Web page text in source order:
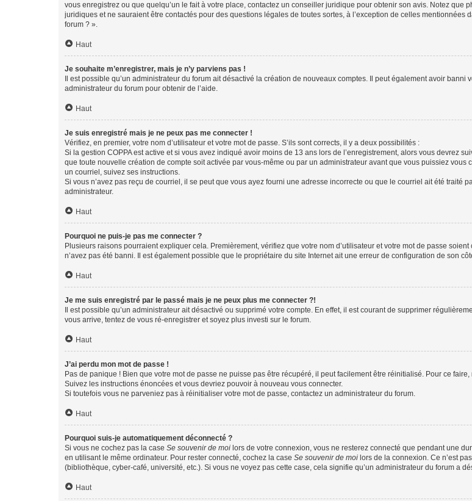
vous enregistrez ou que quelqu’un le fait à votre place, contactez un conseiller juridique pour obtenir son avis. Notez
juridiques et ne sauraient être contactés pour des questions légales de toutes sortes, à l’exception de celles
forum ? ».
Haut
Je souhaite m’enregistrer, mais je n’y parviens pas !
Il est possible qu’un administrateur du forum ait désactivé la création de nouveaux comptes. Il peut également avoir
administrateur du forum pour obtenir de l’aide.
Haut
Je suis enregistré mais je ne peux pas me connecter !
Vérifiez, en premier, votre nom d’utilisateur et votre mot de passe. S’ils sont corrects, il y a deux possibilités :
Si la gestion COPPA est active et si vous avez indiqué avoir moins de 13 ans lors de l’enregistrement, alors vous devrez
que toute nouvelle création de compte soit activée par vous-même ou par un administrateur avant que vous puissiez
un courriel, suivez ses instructions.
Si vous n’avez pas reçu de courriel, il se peut que vous ayez fourni une adresse incorrecte ou que le courriel ait été traité
administrateur.
Haut
Pourquoi ne puis-je pas me connecter ?
Plusieurs raisons pourraient expliquer cela. Premièrement, vérifiez que votre nom d’utilisateur et votre mot de passe
n’avez pas été banni. Il est également possible que le propriétaire du site Internet ait une erreur de configuration de son
Haut
Je me suis enregistré par le passé mais je ne peux plus me connecter ?!
Il est possible qu’un administrateur ait désactivé ou supprimé votre compte. En effet, il est courant de supprimer
vous arrive, tentez de vous ré-enregistrer et soyez plus investi sur le forum.
Haut
J’ai perdu mon mot de passe !
Pas de panique ! Bien que votre mot de passe ne puisse pas être récupéré, il peut facilement être réinitialisé. Pour ce
Suivez les instructions énoncées et vous devriez pouvoir à nouveau vous connecter.
Si toutefois vous ne parveniez pas à réinitialiser votre mot de passe, contactez un administrateur du forum.
Haut
Pourquoi suis-je automatiquement déconnecté ?
Si vous ne cochez pas la case Se souvenir de moi lors de votre connexion, vous ne resterez connecté que pendant une
en utilisant le même ordinateur. Pour rester connecté, cochez la case Se souvenir de moi lors de la connexion. Ce n’est
(bibliothèque, cyber-café, université, etc.). Si vous ne voyez pas cette case, cela signifie qu’un administrateur du forum a
Haut